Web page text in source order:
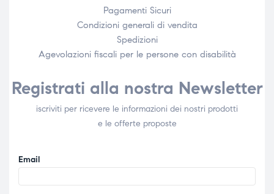
Pagamenti Sicuri
Condizioni generali di vendita
Spedizioni
Agevolazioni fiscali per le persone con disabilità​
Registrati alla nostra Newsletter
iscriviti per ricevere le informazioni dei nostri prodotti
e le offerte proposte
Email